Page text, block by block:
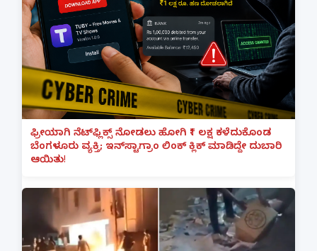
ಫ್ರೀಯಾಗಿ ನೆಟ್‌ಫ್ಲಿಕ್ಸ್ ನೋಡಲು ಹೋಗಿ ₹1 ಲಕ್ಷ ಕಳೆದುಕೊಂಡ
ಬೆಂಗಳೂರು ವ್ಯಕ್ತಿ; ಇನ್‌ಸ್ಟಾಗ್ರಾಂ ಲಿಂಕ್ ಕ್ಲಿಕ್ ಮಾಡಿದ್ದೇ ದುಬಾರಿ
ಆಯಿತು!